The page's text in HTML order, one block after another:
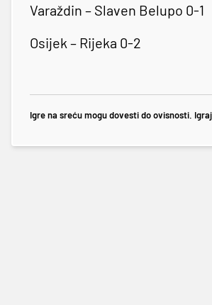
Varaždin – Slaven Belupo 0-1
Osijek – Rijeka 0-2
Igre na sreću mogu dovesti do ovisnosti.